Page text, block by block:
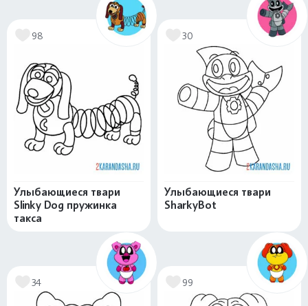
98
Улыбающиеся твари
Slinky Dog пружинка
такса
30
Улыбающиеся твари
SharkyBot
34 99